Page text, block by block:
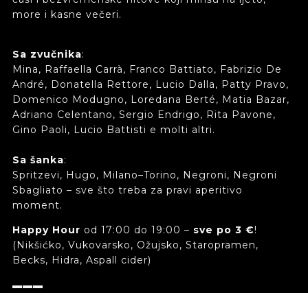
more i kasne večeri.
Sa zvučnika:
Mina, Raffaella Carrà, Franco Battiato, Fabrizio De
André, Donatella Rettore, Lucio Dalla, Patty Pravo,
Domenico Modugno, Loredana Berté, Matia Bazar,
Adriano Celentano, Sergio Endrigo, Rita Pavone,
Gino Paoli, Lucio Battisti e molti altri.
Sa šanka:
Spritzevi, Hugo, Milano–Torino, Negroni, Negroni
Sbagliato – sve što treba za pravi aperitivo
moment.
Happy Hour od 17:00 do 19:00 – sve po 3 €!
(Nikšićko, Vukovarsko, Ožujsko, Staropramen,
Becks, Hidra, Aspall cider)
▬▬▬